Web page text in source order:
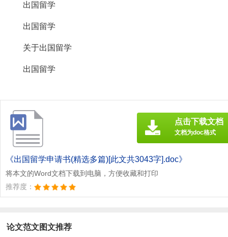
出国留学
出国留学
关于出国留学
出国留学
《出国留学申请书(精选多篇)[此文共3043字].doc》
将本文的Word文档下载到电脑，方便收藏和打印
推荐度：
点击下载文档
文档为doc格式
论文范文图文推荐